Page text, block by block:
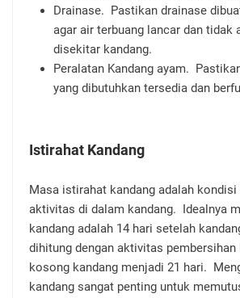
Drainase. Pastikan drainase
agar air terbuang lancar dan tidak
disekitar kandang.
Peralatan Kandang ayam.
yang dibutuhkan tersedia dan
Istirahat Kandang
Masa istirahat kandang adalah
aktivitas di dalam kandang. Idealnya
kandang adalah 14 hari setelah
dihitung dengan aktivitas pembersihan
kosong kandang menjadi 21 hari.
kandang sangat penting untuk